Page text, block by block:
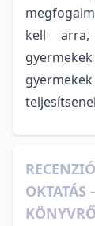
kell
OKTATÁS